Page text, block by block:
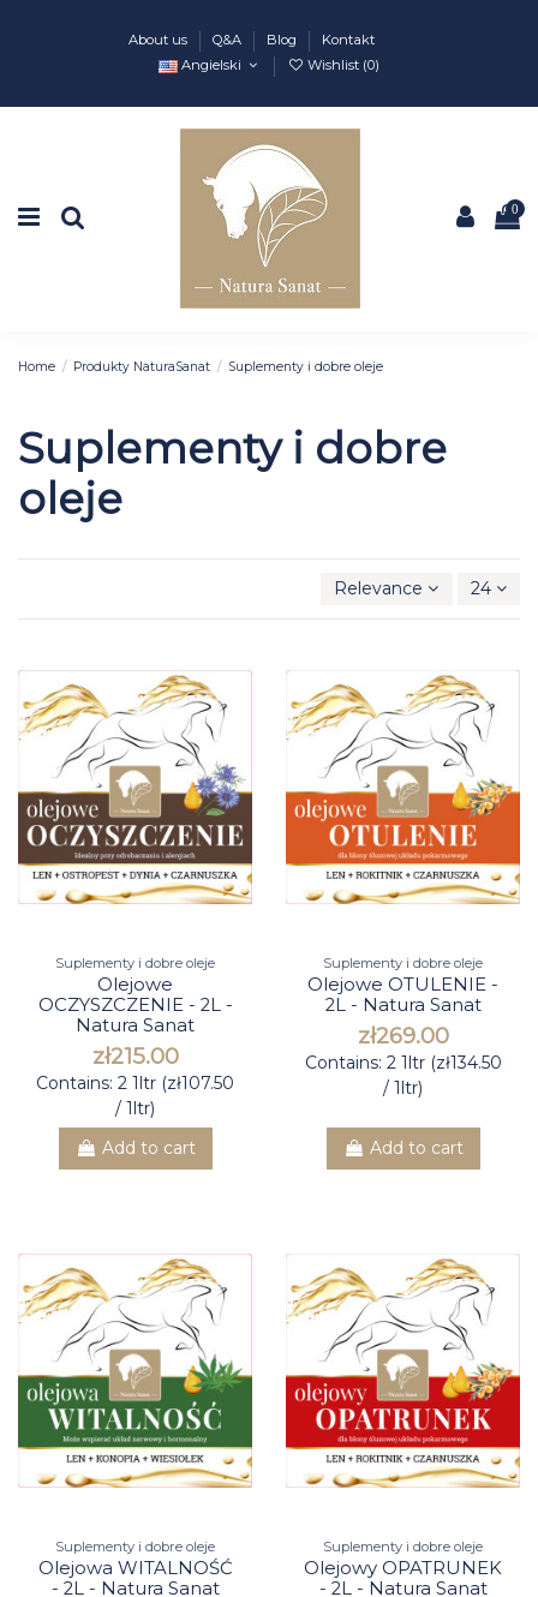
About us Q&A Blog
Kontakt
Angielski
Wishlist (0)
0
Home Produkty NaturaSanat Suplementy i dobre oleje
Suplementy i dobre
oleje
Relevance 24
Suplementy i dobre oleje
Olejowe
OCZYSZCZENIE - 2L -
Natura Sanat
zł215.00
Contains: 2 1ltr (zł107.50
/ 1ltr)
Add to cart
Suplementy i dobre oleje
Olejowe OTULENIE -
2L - Natura Sanat
zł269.00
Contains: 2 1ltr (zł134.50
/ 1ltr)
Add to cart
Suplementy i dobre oleje
Olejowa WITALNOŚĆ
- 2L - Natura Sanat
Suplementy i dobre oleje
Olejowy OPATRUNEK
- 2L - Natura Sanat